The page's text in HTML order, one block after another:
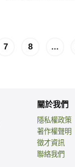
7 8 ...
關於我們
隱私權政策
著作權聲明
徵才資訊
聯絡我們